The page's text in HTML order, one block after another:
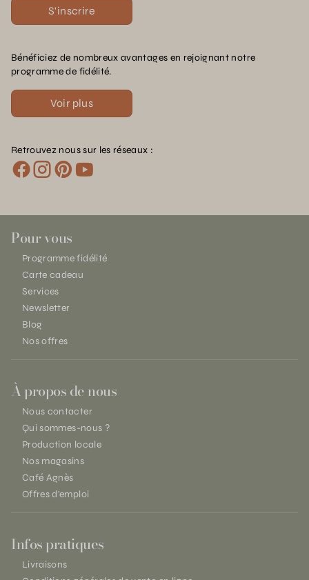
S'inscrire
Bénéficiez de nombreux avantages en rejoignant notre
programme de fidélité.
Voir plus
Retrouvez nous sur les réseaux :
Pour vous
Programme fidélité
Carte cadeau
Services
Newsletter
Blog
Nos offres
À propos de nous
Nous contacter
Qui sommes-nous ?
Production locale
Nos magasins
Café Agnès
Offres d'emploi
Infos pratiques
Livraisons